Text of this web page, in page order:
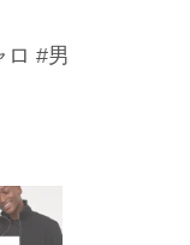
ロ #男